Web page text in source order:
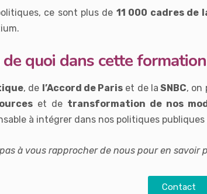
ce sont plus de 11 000 cadres de
quoi dans cette
, de l’Accord de Paris et de la SNBC, on
et de transformation de nos
à intégrer dans nos politiques
à vous rapprocher de nous pour en savoir
Contact